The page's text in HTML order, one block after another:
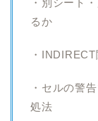
・別シート
るか
・
・セルの警
処法